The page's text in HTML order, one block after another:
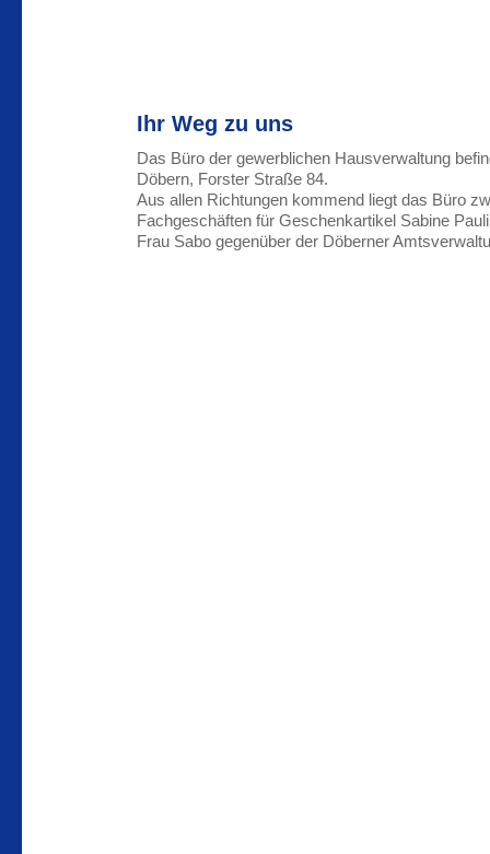
Ihr Weg zu uns
Das Büro der gewerblichen Hausverwaltung
Döbern, Forster Straße 84.
Aus allen Richtungen kommend liegt das Büro
Fachgeschäften für Geschenkartikel Sabine
Frau Sabo gegenüber der Döberner